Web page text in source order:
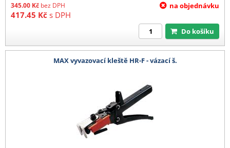
345.00 Kč bez DPH
417.45 Kč s DPH
na objednávku
Do košíku
MAX vyvazovací kleště HR-F - vázací š.